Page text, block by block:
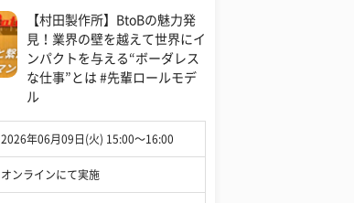
【村田製作所】BtoBの魅力発
見！業界の壁を越えて世界にイ
ンパクトを与える“ボーダレス
な仕事”とは #先輩ロールモデ
ル
2026年06月09日(火) 15:00〜16:00
オンラインにて実施